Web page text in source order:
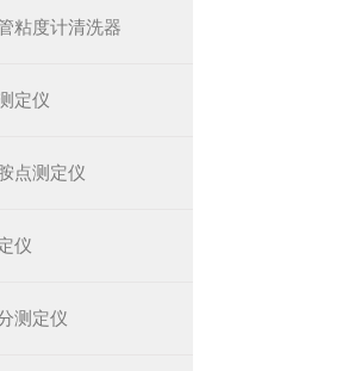
粘度计清洗器
定仪
点测定仪
仪
测定仪